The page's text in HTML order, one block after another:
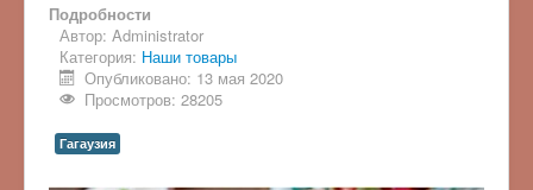
Подробности
Автор: Administrator
Категория: Наши товары
Опубликовано: 13 мая 2020
Просмотров: 28205
Гагаузия